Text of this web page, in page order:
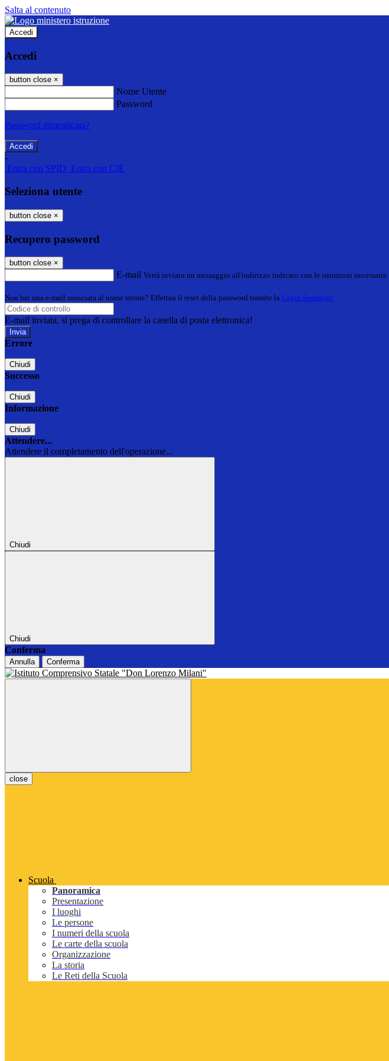
Salta al contenuto
Accedi
Accedi
button close ×
Nome Utente
Password
Password dimenticata?
-
Entra con SPID Entra con CIE
Seleziona utente
button close ×
Recupero password
button close ×
E-mail Verrà inviato un messaggio all'indirizzo indicato con le istruzioni necessarie.
Non hai una e-mail associata al nome utente? Effettua il reset della password tramite la Login Spaggiari
E-mail inviata, si prega di controllare la casella di posta elettronica!
Errore
Chiudi
Successo
Chiudi
Informazione
Chiudi
Attendere...
Attendere il completamento dell'operazione...
Chiudi
Chiudi
Conferma
Annulla Conferma
close
Scuola
Panoramica
Presentazione
I luoghi
Le persone
I numeri della scuola
Le carte della scuola
Organizzazione
La storia
Le Reti della Scuola